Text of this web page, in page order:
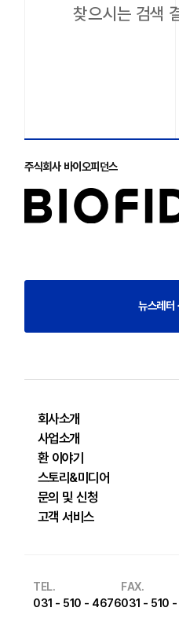
찾으시는 검색
주식회사 바이오피던스
뉴스레터
회사소개
사업소개
환 이야기
스토리&미디어
문의 및 신청
고객 서비스
TEL.
031 - 510 - 4676
FAX.
031 - 510